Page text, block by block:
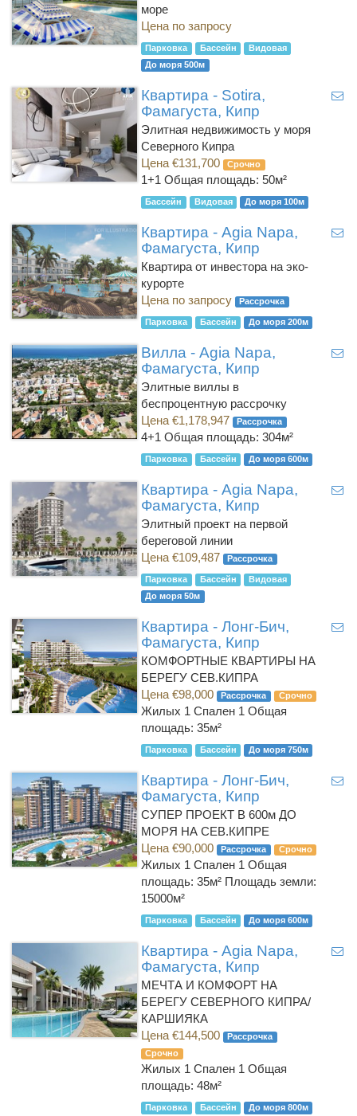
море
Цена по запросу
Парковка Бассейн
Видовая
До моря 500м
Квартира - Sotira,
Фамагуста, Кипр
Элитная недвижимость у моря
Северного Кипра
Цена €131,700
Срочно
1+1 Общая площадь: 50м²
Бассейн Видовая До моря 100м
Квартира - Agia Napa,
Фамагуста, Кипр
Квартира от инвестора на эко-
курорте
Цена по запросу
Рассрочка
Парковка Бассейн До моря 200м
Вилла - Agia Napa,
Фамагуста, Кипр
Элитные виллы в
беспроцентную рассрочку
Цена €1,178,947
Рассрочка
4+1 Общая площадь: 304м²
Парковка Бассейн До моря 600м
Квартира - Agia Napa,
Фамагуста, Кипр
Элитный проект на первой
береговой линии
Цена €109,487
Рассрочка
Парковка Бассейн
Видовая
До моря 50м
Квартира - Лонг-Бич,
Фамагуста, Кипр
КОМФОРТНЫЕ КВАРТИРЫ НА
БЕРЕГУ СЕВ.КИПРА
Цена €98,000
Рассрочка Срочно
Жилых 1 Спален 1 Общая
площадь: 35м²
Парковка Бассейн До моря 750м
Квартира - Лонг-Бич,
Фамагуста, Кипр
СУПЕР ПРОЕКТ В 600м ДО
МОРЯ НА СЕВ.КИПРЕ
Цена €90,000
Рассрочка Срочно
Жилых 1 Спален 1 Общая
площадь: 35м² Площадь земли:
15000м²
Парковка Бассейн До моря 600м
Квартира - Agia Napa,
Фамагуста, Кипр
МЕЧТА И КОМФОРТ НА
БЕРЕГУ СЕВЕРНОГО КИПРА/
КАРШИЯКА
Цена €144,500
Рассрочка
Срочно
Жилых 1 Спален 1 Общая
площадь: 48м²
Парковка Бассейн До моря 800м